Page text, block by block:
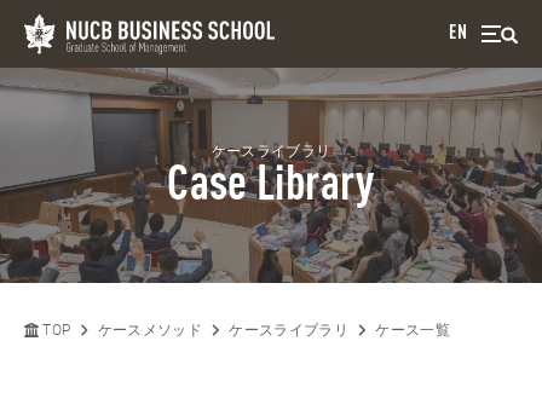
EN
ケースライブラリ
Case Library
TOP ケースメソッド ケースライブラリ ケース一覧